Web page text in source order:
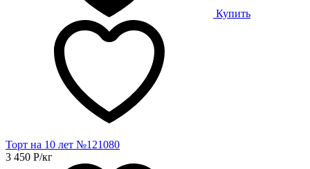
Купить
Торт на 10 лет №121080
3 450 Р/кг